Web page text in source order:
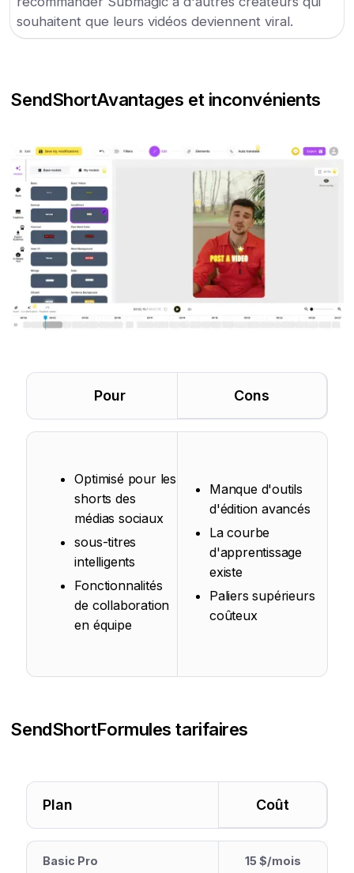
souhaitent que leurs vidéos deviennent viral.
SendShortAvantages et inconvénients
Pour Cons
Optimisé pour les
shorts des
médias sociaux
sous-titres
intelligents
Fonctionnalités
de collaboration
en équipe
Manque d'outils
d'édition avancés
La courbe
d'apprentissage
existe
Paliers supérieurs
coûteux
SendShortFormules tarifaires
Plan Coût
Basic Pro 15 $/mois